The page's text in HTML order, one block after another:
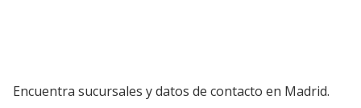
Encuentra sucursales y datos de contacto en Madrid.